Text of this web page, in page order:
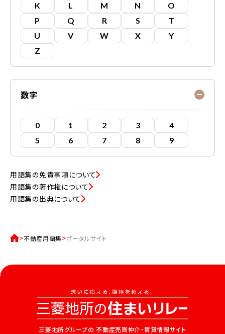
K
L M N
O
P
Q R S
T
U
V W X
Y
Z
数字
0 1 2 3
4
5
6 7 8 9
用語集の免責事項について
用語集の著作権について
用語集の出典について
不動産用語集 ポータルサイト
三菱地所グループの 不動産売買仲介・賃貸情報サイト